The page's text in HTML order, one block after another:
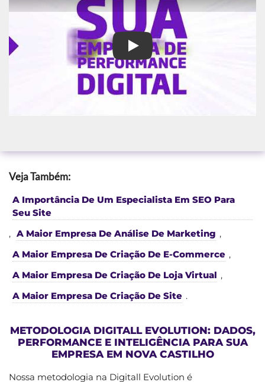
Agência de Marketing em
Veja Também:
A Importância De Um Especialista Em SEO Para
Seu Site
, A Maior Empresa De Análise De Marketing ,
A Maior Empresa De Criação De E-Commerce ,
A Maior Empresa De Criação De Loja Virtual ,
A Maior Empresa De Criação De Site .
METODOLOGIA DIGITALL EVOLUTION: DADOS,
PERFORMANCE E INTELIGÊNCIA PARA SUA
EMPRESA EM NOVA CASTILHO
Nossa metodologia na Digitall Evolution é